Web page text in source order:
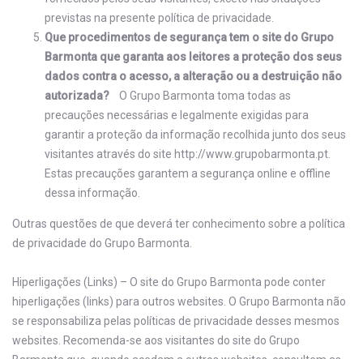
previstas na presente política de privacidade.
Que procedimentos de segurança tem o site do Grupo
Barmonta que garanta aos leitores a proteção dos seus
dados contra o acesso, a alteração ou a destruição não
autorizada? O Grupo Barmonta toma todas as
precauções necessárias e legalmente exigidas para
garantir a proteção da informação recolhida junto dos seus
visitantes através do site http://www.grupobarmonta.pt.
Estas precauções garantem a segurança online e offline
dessa informação.
Outras questões de que deverá ter conhecimento sobre a política
de privacidade do Grupo Barmonta.
Hiperligações (Links) – O site do Grupo Barmonta pode conter
hiperligações (links) para outros websites. O Grupo Barmonta não
se responsabiliza pelas políticas de privacidade desses mesmos
websites. Recomenda-se aos visitantes do site do Grupo